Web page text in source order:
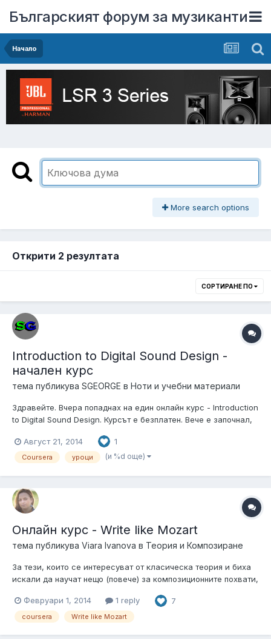
Българският форум за музиканти
Начало
More search options
Открити 2 резултата
СОРТИРАНЕ ПО
Introduction to Digital Sound Design -
начален курс
тема публикува SGEORGE в Ноти и учебни материали
Здравейте. Вчера попаднах на един онлайн курс - Introduction
to Digital Sound Design. Курсът е безплатен. Вече е започнал,
звукозаписната и озвучителната техника. Предполагам, че
ще е полезен за начинаещите. Курсът, разбира се, е на
Август 21, 2014 1
Coursera уроци (и %d още)
Онлайн курс - Write like Mozart
тема публикува Viara Ivanova в Теория и Композиране
За тези, които се интересуват от класическа теория и биха
искали да научат нещо (повече) за композиционните похвати,
европейската арт музика : Write like Mozart. Успех!
Февруари 1, 2014 1 reply 7
coursera Write like Mozart